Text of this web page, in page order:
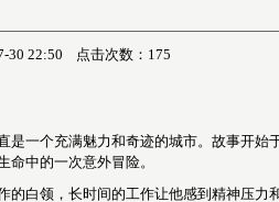
30 22:50 点击次数：175
是一个充满魅力和奇迹的城市。故事开
命中的一次意外冒险。
的白领，长时间的工作让他感到精神压